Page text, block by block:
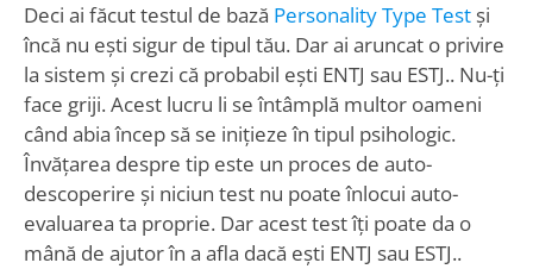
Deci ai făcut testul de bază Personality Type Testși
încă nu ești sigur de tipul tău. Dar ai aruncat o privire
la sistem și crezi că probabil ești ENTJ sau ESTJ.. Nu-ți
face griji. Acest lucru li se întâmplă multor oameni
când abia încep să se inițieze în tipul psihologic.
Învățarea despre tip este un proces de auto-
descoperire și niciun test nu poate înlocui auto-
evaluarea ta proprie. Dar acest test îți poate da o
mână de ajutor în a afla dacă ești ENTJ sau ESTJ..